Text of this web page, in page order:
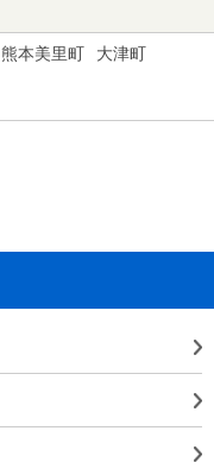
熊本美里町
大津町